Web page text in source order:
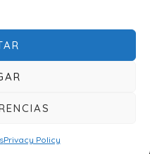
Privacy Policy